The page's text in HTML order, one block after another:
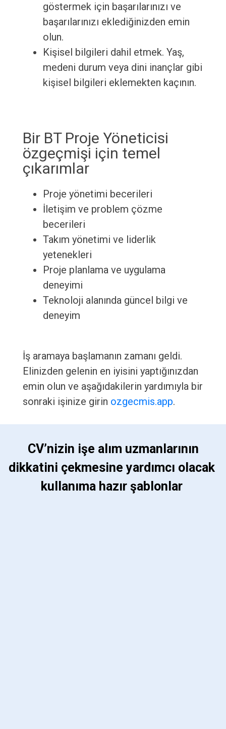
göstermek için başarılarınızı ve
başarılarınızı eklediğinizden emin
olun.
Kişisel bilgileri dahil etmek. Yaş,
medeni durum veya dini inançlar gibi
kişisel bilgileri eklemekten kaçının.
Bir BT Proje Yöneticisi
özgeçmişi için temel
çıkarımlar
Proje yönetimi becerileri
İletişim ve problem çözme
becerileri
Takım yönetimi ve liderlik
yetenekleri
Proje planlama ve uygulama
deneyimi
Teknoloji alanında güncel bilgi ve
deneyim
İş aramaya başlamanın zamanı geldi.
Elinizden gelenin en iyisini yaptığınızdan
emin olun ve aşağıdakilerin yardımıyla bir
sonraki işinize girin ozgecmis.app.
dikkatini çekmesine yardımcı olacak
kullanıma hazır şablonlar